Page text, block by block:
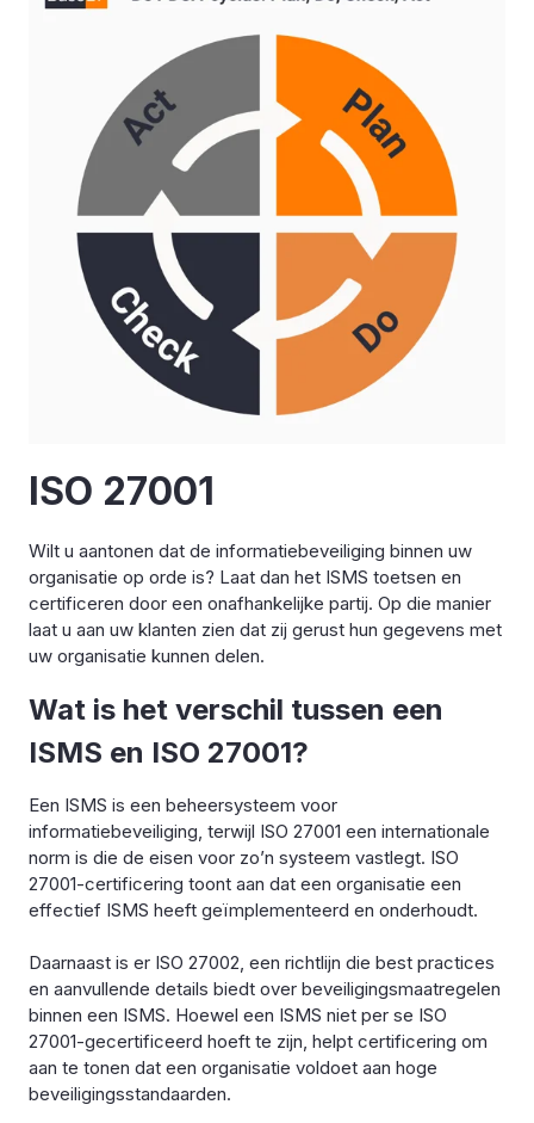
ISO 27001
Wilt u aantonen dat de informatiebeveiliging binnen uw
organisatie op orde is? Laat dan het ISMS toetsen en
certificeren door een onafhankelijke partij. Op die manier
laat u aan uw klanten zien dat zij gerust hun gegevens met
uw organisatie kunnen delen.
Wat is het verschil tussen een
ISMS en ISO 27001?
Een ISMS is een beheersysteem voor
informatiebeveiliging, terwijl ISO 27001 een internationale
norm is die de eisen voor zo’n systeem vastlegt. ISO
27001-certificering toont aan dat een organisatie een
effectief ISMS heeft geïmplementeerd en onderhoudt.
Daarnaast is er ISO 27002, een richtlijn die best practices
en aanvullende details biedt over beveiligingsmaatregelen
binnen een ISMS. Hoewel een ISMS niet per se ISO
27001-gecertificeerd hoeft te zijn, helpt certificering om
aan te tonen dat een organisatie voldoet aan hoge
beveiligingsstandaarden.